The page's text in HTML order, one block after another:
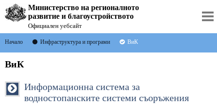
Министерство на регионалното
развитие и благоустройството
Официален уебсайт
Начало Инфраструктура и програми ВиК
ВиК
Информационна система за
водностопанските системи съоръжения